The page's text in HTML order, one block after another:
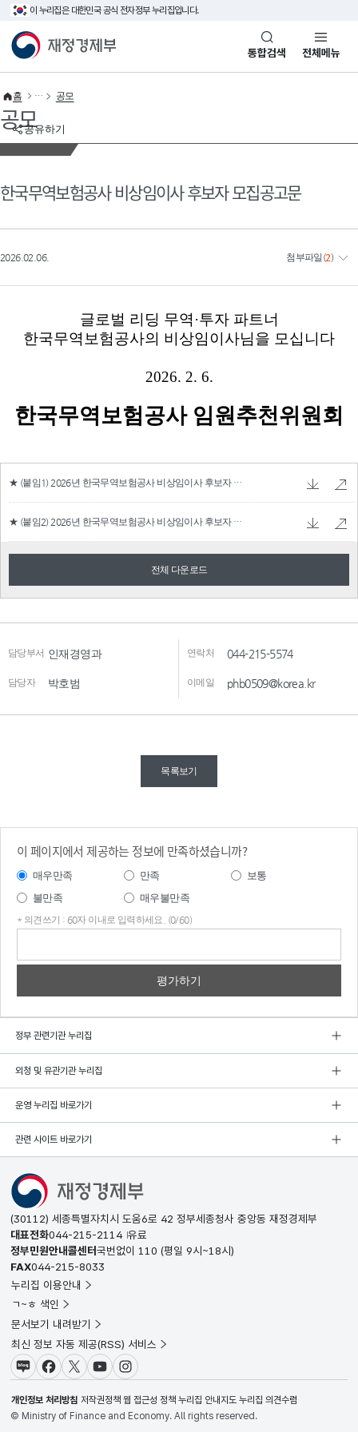
이 누리집은 대한민국 공식 전자정부 누리집입니다.
재정경제부(www.mofe.go.kr)통합검색 전체메뉴
공유하기
홈 공모
공모
한국무역보험공사 비상임이사 후보자 모집공고문
2026.02.06. 첨부파일 (2)
★ (붙임1) 2026년 한국무역보험공사 비상임이사 후보자 모집공고문.hwp 184.5 KB
★ (붙임2) 2026년 한국무역보험공사 비상임이사 후보자 제출서류 양식.hwpx 68.19 KB
전체 다운로드
담당부서 인재경영과 연락처 044-215-5574
담당자 박호범 이메일 phb0509@korea.kr
목록보기
이 페이지에서 제공하는 정보에 만족하셨습니까?
매우만족 만족
보통
불만족
매우불만족
* 의견쓰기 : 60자 이내로 입력하세요. (0/60)
정부 관련기관 누리집
외청 및 유관기관 누리집
운영 누리집 바로가기
관련 사이트 바로가기
(30112) 세종특별자치시 도움6로 42 정부세종청사 중앙동 재정경제부
대표전화044-215-2114 유료
정부민원안내콜센터국번없이 110 (평일 9시~18시)
FAX044-215-8033
누리집 이용안내
ㄱ~ㅎ 색인
문서보기 내려받기
최신 정보 자동 제공(RSS) 서비스
블로그페이스북X(트위터)유튜브인스타그램
개인정보 처리방침 저작권정책 웹 접근성 정책 누리집 안내지도 누리집 의견수렴
© Ministry of Finance and Economy. All rights reserved.